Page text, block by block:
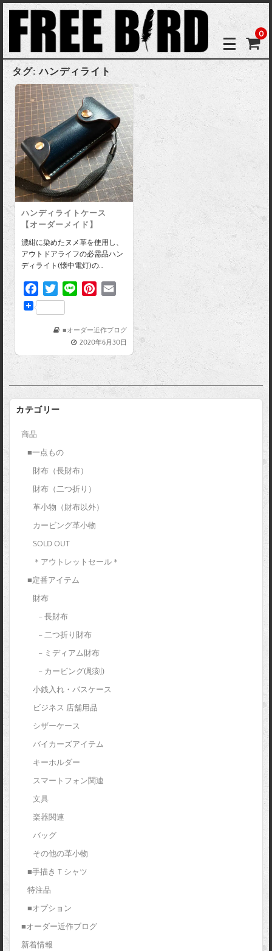
0
タグ:ハンディライト
ハンディライトケース
【オーダーメイド】
濃紺に染めたヌメ革を使用し、
アウトドアライフの必需品ハン
ディライト(懐中電灯)の…
a
c
w
i
t
e
t
e
s
i
l
■オーダー近作ブログ
2020年6月30日
カテゴリー
商品
■一点もの
財布（長財布）
財布（二つ折り）
革小物（財布以外）
カービング革小物
SOLD OUT
＊アウトレットセール＊
■定番アイテム
財布
– 長財布
– 二つ折り財布
– ミディアム財布
– カービング(彫刻)
小銭入れ・パスケース
ビジネス 店舗用品
シザーケース
バイカーズアイテム
キーホルダー
スマートフォン関連
文具
楽器関連
バッグ
その他の革小物
■手描きＴシャツ
特注品
■オプション
■オーダー近作ブログ
新着情報